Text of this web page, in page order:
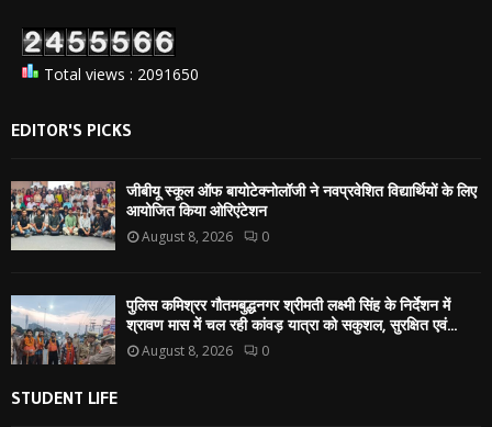
Total views : 2091650
EDITOR'S PICKS
जीबीयू स्कूल ऑफ बायोटेक्नोलॉजी ने नवप्रवेशित विद्यार्थियों के लिए
आयोजित किया ओरिएंटेशन
August 8, 2026 0
पुलिस कमिश्रर गौतमबुद्धनगर श्रीमती लक्ष्मी सिंह के निर्देशन में
श्रावण मास में चल रही कांवड़ यात्रा को सकुशल, सुरक्षित एवं...
August 8, 2026 0
STUDENT LIFE